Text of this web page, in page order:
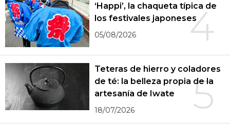
4
‘Happi’, la chaqueta típica de
los festivales japoneses
05/08/2026
5
Teteras de hierro y coladores
de té: la belleza propia de la
artesanía de Iwate
18/07/2026